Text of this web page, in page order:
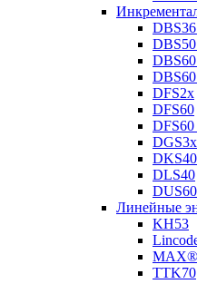
DFS2x
DFS60
DGS3x
DKS40
DLS40
DUS60
Линейные
KH53
MAX®
TTK70